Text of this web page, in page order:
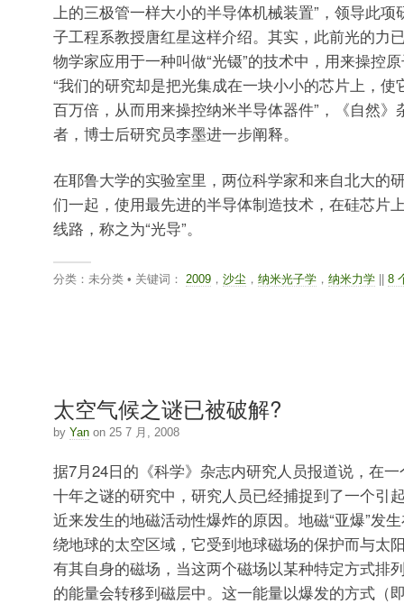
上的三极管一样大小的半导体机械装置”，领导此项
子工程系教授唐红星这样介绍。其实，此前光的力
物学家应用于一种叫做“光镊”的技术中，用来操控
“我们的研究却是把光集成在一块小小的芯片上，使
百万倍，从而用来操控纳米半导体器件”，《自然》
者，博士后研究员李墨进一步阐释。
在耶鲁大学的实验室里，两位科学家和来自北大的
们一起，使用最先进的半导体制造技术，在硅芯片
线路，称之为“光导”。
分类：未分类 • 关键词： 2009， 沙尘 ， 纳米光子学， 纳米力学|| 8
太空气候之谜已被破解?
by Yanon 25 7 月, 2008
据7月24日的《科学》杂志内研究人员报道说，在
十年之谜的研究中，研究人员已经捕捉到了一个引
近来发生的地磁活动性爆炸的原因。地磁“亚爆”发
绕地球的太空区域，它受到地球磁场的保护而与太
有其自身的磁场，当这两个磁场以某种特定方式排
的能量会转移到磁层中。这一能量以爆发的方式（